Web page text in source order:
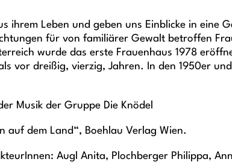
ihrem Leben und geben uns Einblicke in eine
für von familiärer Gewalt betroffen
wurde das erste Frauenhaus 1978
vor dreißig, vierzig, Jahren. In den 1950er
Musik der Gruppe Die Knödel
auf dem Land“, Boehlau Verlag Wien.
Augl Anita, Plochberger Philippa,